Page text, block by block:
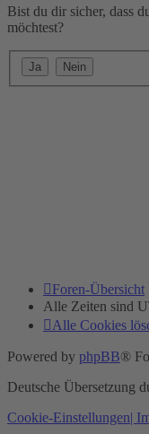
Bist du dir sicher, dass
möchtest?
Foren-Übersicht
Alle Zeiten sind
Alle Cookies
Powered by phpBB®
Deutsche Übersetzung
Cookie-Einstellungen|